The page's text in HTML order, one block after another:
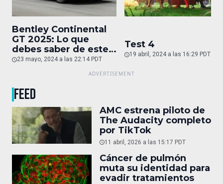
Bentley Continental
GT 2025: Lo que
debes saber de este
auto de superlujo
23 mayo, 2024 a las 22:14 PDT
Test 4
19 abril, 2024 a las 16:29 PDT
FEED
AMC estrena piloto de
The Audacity completo
por TikTok
11 abril, 2026 a las 15:17 PDT
Cáncer de pulmón
muta su identidad para
evadir tratamientos